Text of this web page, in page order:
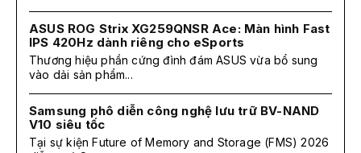
ASUS ROG Strix XG259QNSR Ace: Màn hình Fast
IPS 420Hz dành riêng cho eSports
Thương hiệu phần cứng đình đám ASUS vừa bổ sung
vào dải sản phẩm...
Samsung phô diễn công nghệ lưu trữ BV-NAND
V10 siêu tốc
Tại sự kiện Future of Memory and Storage (FMS) 2026